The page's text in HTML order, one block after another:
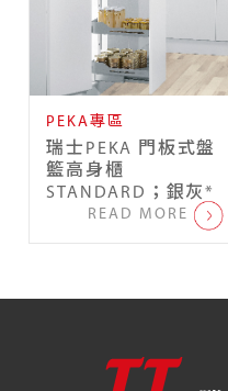
PEKA專區
瑞士PEKA 門板式盤
籃高身櫃
STANDARD；銀灰*
READ MORE